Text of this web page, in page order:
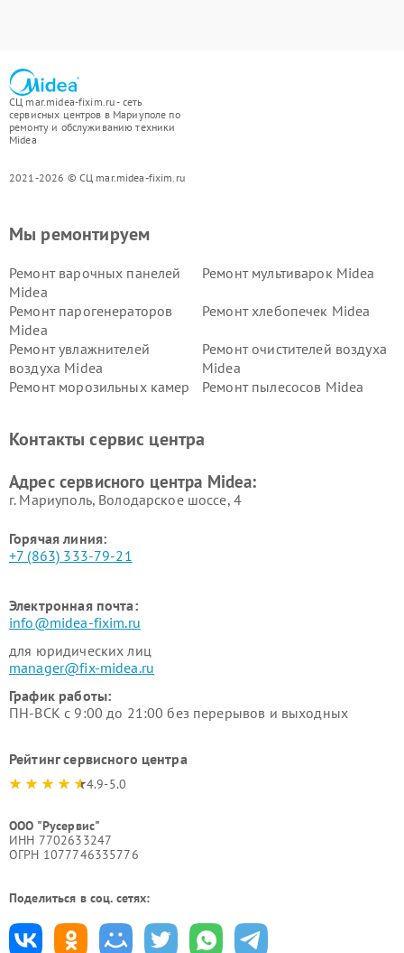
СЦ mar.midea-fixim.ru - сеть
сервисных центров в Мариуполе по
ремонту и обслуживанию техники
Midea
2021-2026 © СЦ mar.midea-fixim.ru
Мы ремонтируем
Ремонт варочных панелей
Midea
Ремонт мультиварок Midea
Ремонт парогенераторов
Midea
Ремонт хлебопечек Midea
Ремонт увлажнителей
воздуха Midea
Ремонт очистителей воздуха
Midea
Ремонт морозильных камер
Ремонт пылесосов Midea
пылесосов Midea
Midea
Контакты сервис центра
Адрес сервисного центра Midea:
г. Мариуполь, Володарское шоссе, 4
Горячая линия:
+7 (863) 333-79-21
Электронная почта:
info@midea-fixim.ru
для юридических лиц
manager@fix-midea.ru
График работы:
ПН-ВСК с 9:00 до 21:00 без перерывов и выходных
Рейтинг сервисного центра
4.9-5.0
ООО "Русервис"
ИНН 7702633247
ОГРН 1077746335776
Поделиться в соц. сетях: